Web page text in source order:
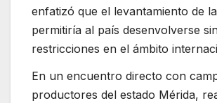
enfatizó que el levantamiento de
permitiría al país desenvolverse
restricciones en el ámbito
En un encuentro directo con
productores del estado Mérida,